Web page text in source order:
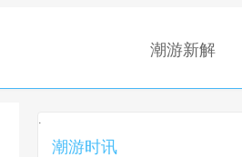
潮游新解
.
潮游时讯